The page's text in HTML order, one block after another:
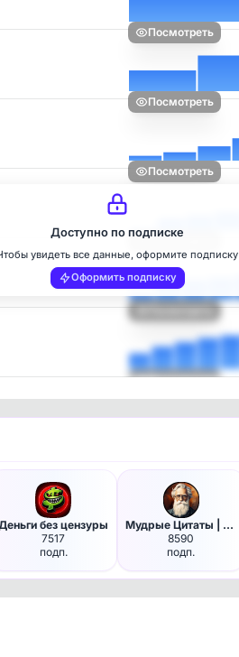
Посмотреть
Посмотреть
Посмотреть
Посмотреть
Посмотреть
Посмотреть
Доступно по подписке
увидеть все данные, оформите подписку
Оформить подписку
без цензуры
7517
подп.
Мудрые Цитаты | Саморазвитие
8590
подп.